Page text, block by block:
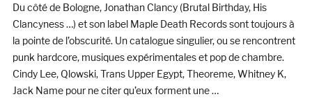
Du côté de Bologne, Jonathan Clancy (Brutal Birthday, His
Clancyness …) et son label Maple Death Records sont toujours à
la pointe de l’obscurité. Un catalogue singulier, ou se rencontrent
punk hardcore, musiques expérimentales et pop de chambre.
Cindy Lee, Qlowski, Trans Upper Egypt, Theoreme, Whitney K,
Jack Name pour ne citer qu’eux forment une …